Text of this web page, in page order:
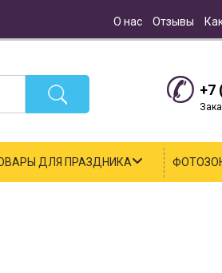
О нас Отзывы
+7
ДЛЯ ПРАЗДНИКА